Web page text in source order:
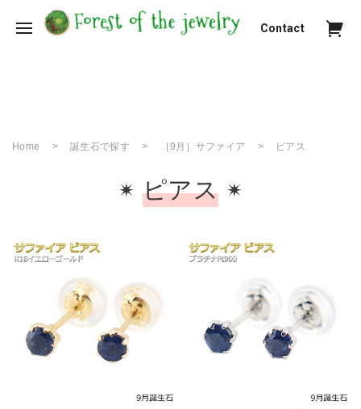
Contact
Home 誕生石で探す ［9月］サファイア ピアス
ピアス